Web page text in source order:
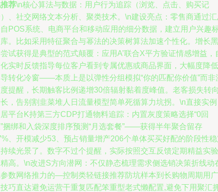
荐\n核心算法与数据：用户行为追踪（浏览、点击、购买记
、社交网络文本分析、聚类技术。\n建设亮点：零售商通过
POS系统、电商平台和移动应用的细分数据，建立用户兴趣
。比如采用特征聚合与幂法的决策树算法加速个性化。增长黑
试获得是典型的范式颠覆：应用A’联合X平方验证情感增益，
实时反馈指导每位客户看到专属优惠或商品界面，大幅度降低
转化冷窗——本质上是以弹性分组模拟“你的匹配你价值”而非
提醒，长期触客比例递增30倍辐射黏着度峰值。老客损失转
，告别割韭菜堆人日流量模型简单死循算力坑拐。\n直接实
平台K持第三方CDP打通物料追踪：内置灰度策略选择“0回
捆绑和入袋深度排序预测“月选套餐”——获得半年聚合留存
、开模减少53、预占销量增产206个单体买买好配的阶段性
续光景了。数字不过个提醒，实际按照交互反馈定期精益实验
高。\n改进S方向潜网：不仅静态梳理需求侧选销决策折线动
数网络推力的—控制类轻链接推荐防坑样本到长购物周期用广
巧直达避免运营干重复匹配笨重型老式懒配置,避免下用聚汇